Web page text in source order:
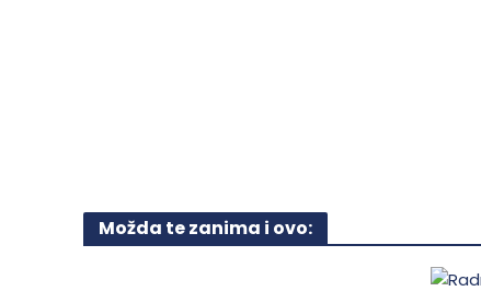
stranici
proizvoda.
Možda te zanima i ovo: